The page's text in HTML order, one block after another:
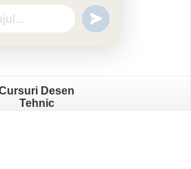
Desen
Tehnic
undefined